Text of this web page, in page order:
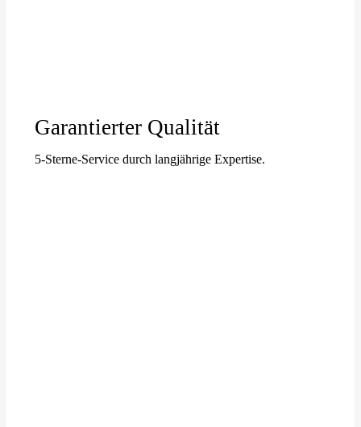
Garantierter Qualität
5-Sterne-Service durch langjährige Expertise.